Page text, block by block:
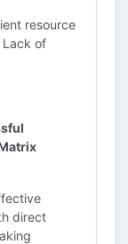
resource
Lack of
direct